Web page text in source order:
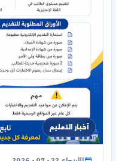
أخبار التعليم